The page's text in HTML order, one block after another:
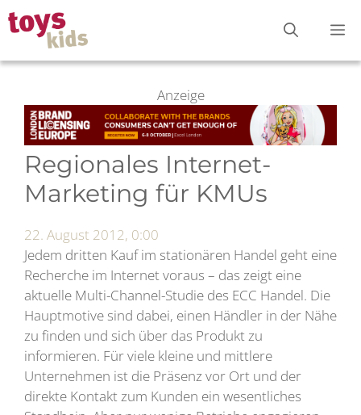
Zum
Inhalt
springen
Anzeige
Regionales Internet-
Marketing für KMUs
22. August 2012, 0:00
Jedem dritten Kauf im stationären Handel geht eine
Recherche im Internet voraus – das zeigt eine
aktuelle Multi-Channel-Studie des ECC Handel. Die
Hauptmotive sind dabei, einen Händler in der Nähe
zu finden und sich über das Produkt zu
informieren. Für viele kleine und mittlere
Unternehmen ist die Präsenz vor Ort und der
direkte Kontakt zum Kunden ein wesentliches